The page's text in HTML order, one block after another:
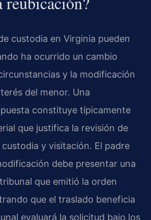
custodia en Virginia pueden
ha ocurrido un cambio
y la modificación
del menor. Una
constituye típicamente
que justifica la revisión de
y visitación. El padre
debe presentar una
que emitió la orden
que el traslado beneficia
evaluará la solicitud bajo los